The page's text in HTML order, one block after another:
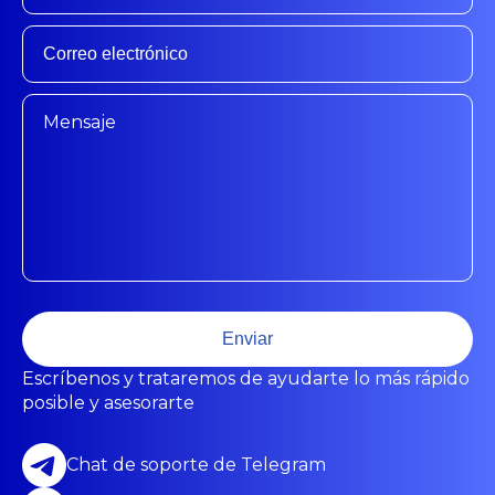
Enviar
Escríbenos y trataremos de ayudarte lo más rápido
posible y asesorarte
Chat de soporte de Telegram